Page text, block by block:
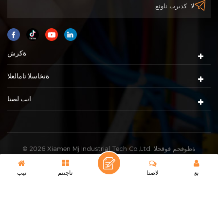
ةكرش
ةنخاسلا تامالعلا
انب لصتا
© 2026 Xiamen Mj Industrial Tech Co.,Ltd. ةظوفحم قوقحلا
pametis ةطيرخ XML
IPv6 ةموعدم ةكبش تيب تاجتنم نع لاصتا